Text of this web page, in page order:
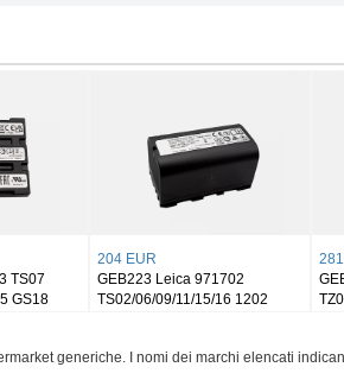
22 EUR
BP-DC6-E LEICA C-LUX 2, C-
LUX 3
generiche. I nomi dei marchi elencati